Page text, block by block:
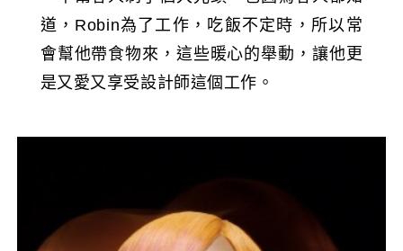
道，Robin為了工作，吃飯不定時，所以常
會幫他帶食物來，這些暖心的舉動，讓他更
是又愛又享受設計師這個工作。